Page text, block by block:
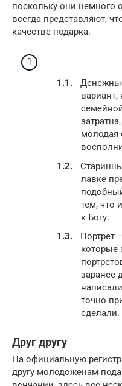
поскольку они немного
всегда представляют,
качестве подарка.
молодая
лавке
тем, что
к Богу.
Портрет
которые
заранее
точно
сделали.
Друг другу
На официальную
другу молодоженам